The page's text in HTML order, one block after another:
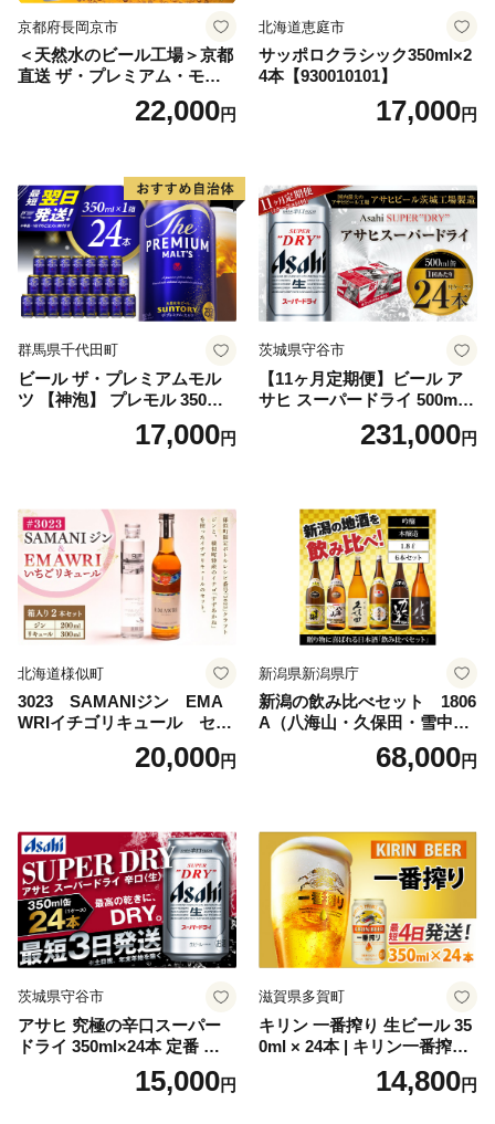
京都府長岡京市
＜天然水のビール工場＞京都
直送 ザ・プレミアム・モル
ツ 350ml×24本 プレモル [149
22,000円
北海道恵庭市
サッポロクラシック350ml×2
4本【930010101】
17,000円
群馬県千代田町
ビール ザ・プレミアムモル
ツ 【神泡】 プレモル 350ml
× 24本 サントリー〈天然水の
ビール工場〉群馬※沖縄・離
17,000円
茨城県守谷市
【11ヶ月定期便】ビール ア
サヒ スーパードライ 500ml 2
4本 1ケース×11ヶ月 | アサヒ
ビール 究極の辛口 酒 お酒 ア
uper dry 11回 缶ビール 缶 ギ
フト 内祝い 茨城県守谷市 送
料無料
231,000円
北海道様似町
3023 SAMANIジン EMA
WRIイチゴリキュール セッ
ト（箱入り）【大人の味 酒
お酒 洋酒 スピリッツ クラフ
セット 詰め合わせ カクテル
ソーダ割り アルコール ロッ
ク ソーダ ジントニック 】
20,000円
新潟県新潟県庁
新潟の飲み比べセット 1806
A（八海山・久保田・雪中
梅・越乃寒梅・かたふね・千
68,000円
茨城県守谷市
アサヒ 究極の辛口スーパー
ドライ 350ml×24本 定番 ビー
ル 缶ビール 酒 お酒 アルコー
15,000円
滋賀県多賀町
キリン 一番搾り 生ビール 35
0ml × 24本 | キリン一番搾り
キリンビール 一番搾り ビー
ル 24缶 きりんいちばんしぼ
14,800円